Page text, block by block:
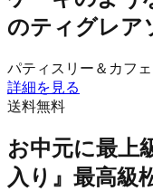
のティグレア
パティスリー＆カフ
詳細を見る
送料無料
お中元に最上
入り』最高級